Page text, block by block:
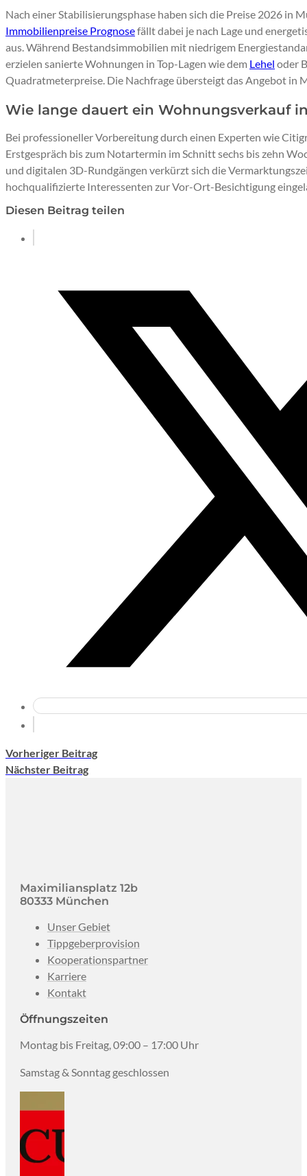
Nach einer Stabilisierungsphase haben sich die Preise 2026 in
Immobilienpreise Prognosefällt dabei je nach Lage und
aus. Während Bestandsimmobilien mit niedrigem
erzielen sanierte Wohnungen in Top-Lagen wie dem Lehel oder
Quadratmeterpreise. Die Nachfrage übersteigt das Angebot in
Wie lange dauert ein Wohnungsverkauf
Bei professioneller Vorbereitung durch einen Experten wie
Erstgespräch bis zum Notartermin im Schnitt sechs bis zehn
und digitalen 3D-Rundgängen verkürzt sich die
hochqualifizierte Interessenten zur Vor-Ort-Besichtigung
Diesen Beitrag teilen
Vorheriger Beitrag
Nächster Beitrag
Maximiliansplatz 12b
80333 München
Unser Gebiet
Tippgeberprovision
Kooperationspartner
Karriere
Kontakt
Öffnungszeiten
Montag bis Freitag, 09:00 – 17:00 Uhr
Samstag & Sonntag geschlossen